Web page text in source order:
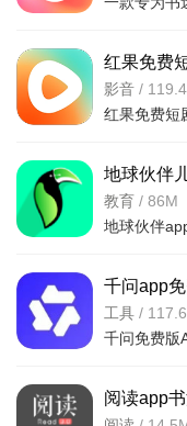
红果免费
2026安卓
影音 /
地球伙伴
教育 / 86M
千问app
工具 /
阅读app